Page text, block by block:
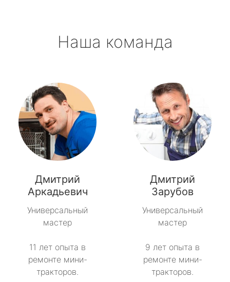
Наша команда
Дмитрий
Аркадьевич
Универсальный
мастер
11 лет опыта в
ремонте мини-
тракторов.
Дмитрий
Зарубов
Универсальный
мастер
9 лет опыта в
ремонте мини-
тракторов.